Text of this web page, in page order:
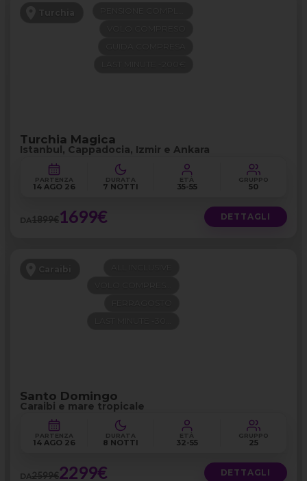
Turchia
Turchia Magica
Istanbul, Cappadocia, Izmir e Ankara
PARTENZA
14 AGO 26
DURATA
7 NOTTI
ETÀ
35-55
GRUPPO
50
DA1899€1699€ DETTAGLI
Caraibi
Santo Domingo
Caraibi e mare tropicale
PARTENZA
14 AGO 26
DURATA
8 NOTTI
ETÀ
32-55
GRUPPO
25
DA2599€2299€ DETTAGLI